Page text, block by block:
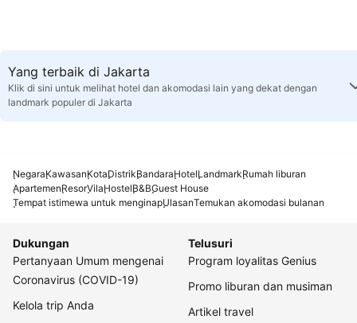
Yang terbaik di Jakarta
Klik di sini untuk melihat hotel dan akomodasi lain yang dekat dengan
landmark populer di Jakarta
NegaraKawasanKotaDistrikBandaraHotelLandmarkRumah liburan
ApartemenResorVilaHostelB&BGuest House
Tempat istimewa untuk menginapUlasanTemukan akomodasi bulanan
Dukungan
Pertanyaan Umum mengenai
Coronavirus (COVID-19)
Kelola trip Anda
Telusuri
Program loyalitas Genius
Promo liburan dan musiman
Artikel travel